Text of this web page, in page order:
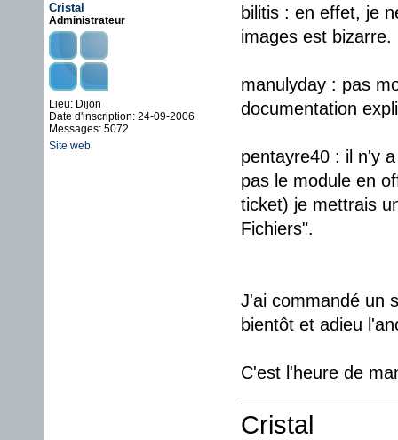
Cristal
Administrateur
Lieu: Dijon
Date d'inscription: 24-09-2006
Messages: 5072
Site web
bilitis : en effet, je
images est
manulyday : pas
documentation
pentayre40 : il n'y
pas le module en
ticket) je mettrais
Fichiers".
J'ai commandé un
bientôt et adieu
C'est l'heure de
Cristal